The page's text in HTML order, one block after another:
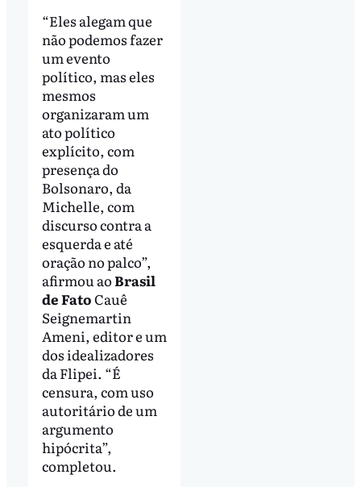
“Eles alegam que
não podemos fazer
um evento
político, mas eles
mesmos
organizaram um
ato político
explícito, com
presença do
Bolsonaro, da
Michelle, com
discurso contra a
esquerda e até
oração no palco”,
afirmou aoBrasil
de FatoCauê
Seignemartin
Ameni, editor e um
dos idealizadores
da Flipei. “É
censura, com uso
autoritário de um
argumento
hipócrita”,
completou.